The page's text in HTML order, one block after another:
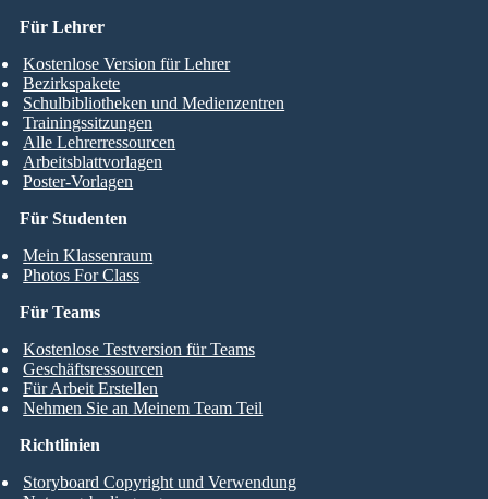
Für Studenten
Mein Klassenraum
Photos For Class
Für Lehrer
Kostenlose Version für Lehrer
Bezirkspakete
Schulbibliotheken und Medienzentren
Trainingssitzungen
Alle Lehrerressourcen
Arbeitsblattvorlagen
Poster-Vorlagen
Für Teams
Kostenlose Testversion für Teams
Geschäftsressourcen
Für Arbeit Erstellen
Nehmen Sie an Meinem Team Teil
Richtlinien
Storyboard Copyright und Verwendung